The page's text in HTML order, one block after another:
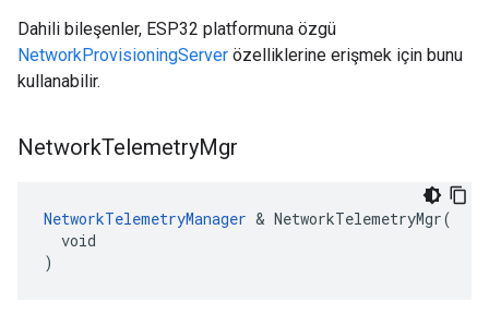
Dahili bileşenler, ESP32 platformuna özgü
NetworkProvisioningServer özelliklerine erişmek için bunu
kullanabilir.
NetworkTelemetryMgr
NetworkTelemetryManager & NetworkTelemetryMgr(
  void
)